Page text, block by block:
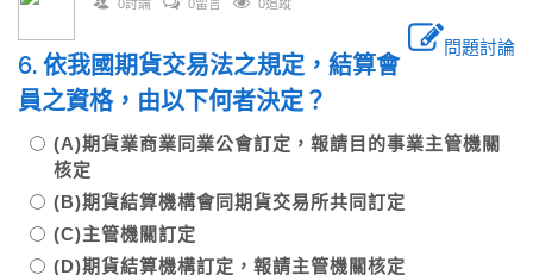
0討論 0留言 0追蹤
問題討論
6. 依我國期貨交易法之規定，結算會
員之資格，由以下何者決定？
(A)期貨業商業同業公會訂定，報請目的事業主管機關
核定
(B)期貨結算機構會同期貨交易所共同訂定
(C)主管機關訂定
(D)期貨結算機構訂定，報請主管機關核定